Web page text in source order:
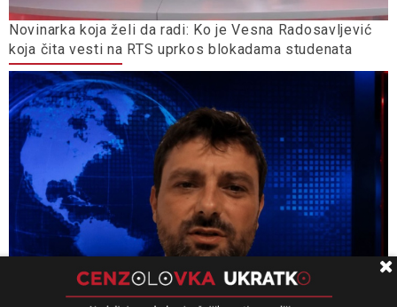
Novinarka koja želi da radi: Ko je Vesna Radosavljević
koja čita vesti na RTS uprkos blokadama studenata